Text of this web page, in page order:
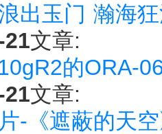
出玉门 瀚海
21文章:
的ORA-
21文章:
-《遮蔽的天